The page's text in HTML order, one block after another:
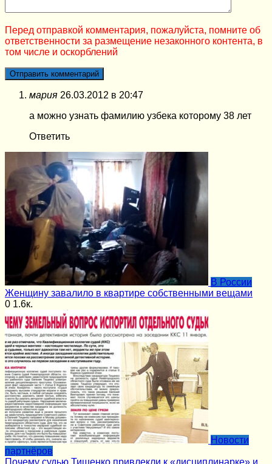
Перед отправкой комментария, пожалуйста, помните об
ответственности за размещение незаконного контента, в
том числе и оскорблений
мария 26.03.2012 в 20:47
а можно узнать фамилию узбека которому 38 лет
Ответить
В России
Женщину завалило в квартире собственными вещами
0 1.6к.
Новости
партнёров
Почему судью Тищенко привлекли к «дисциплинарке» и